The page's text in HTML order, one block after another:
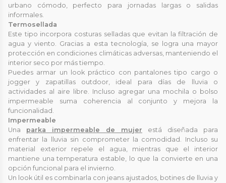
urbano cómodo, perfecto para jornadas largas o salidas
informales.
Termosellada
Este tipo incorpora costuras selladas que evitan la filtración de
agua y viento. Gracias a esta tecnología, se logra una mayor
protección en condiciones climáticas adversas, manteniendo el
interior seco por más tiempo.
Puedes armar un look práctico con pantalones tipo cargo o
jogger y zapatillas outdoor, ideal para días de lluvia o
actividades al aire libre. Incluso agregar una mochila o bolso
impermeable suma coherencia al conjunto y mejora la
funcionalidad.
Impermeable
Una parka impermeable de mujer está diseñada para
enfrentar la lluvia sin comprometer la comodidad. Incluso su
material exterior repele el agua, mientras que el interior
mantiene una temperatura estable, lo que la convierte en una
opción funcional para el invierno.
Un look útil es combinarla con jeans ajustados, botines de lluvia y